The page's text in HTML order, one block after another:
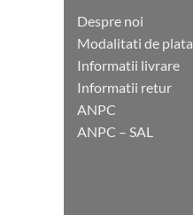
Despre noi
Modalitati de plata
Informatii livrare
Informatii retur
ANPC
ANPC – SAL